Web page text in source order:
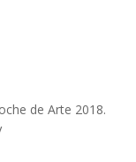
de Arte 2018.